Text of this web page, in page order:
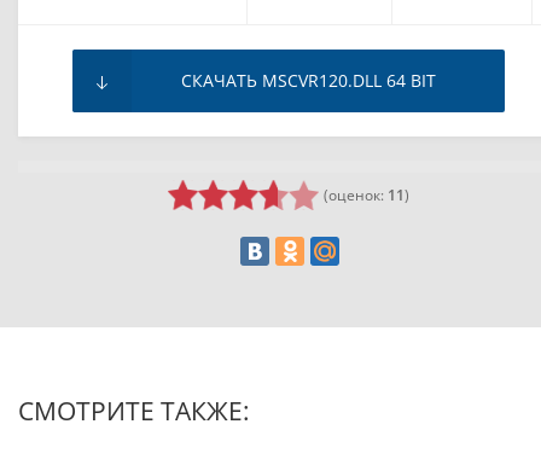
СКАЧАТЬ MSCVR120.DLL 64 BIT
(оценок: 11)
СМОТРИТЕ ТАКЖЕ: